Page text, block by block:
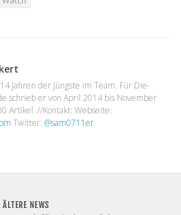
Jahren der Jüngste im Team. Für Die-
schrieb er von April 2014 bis November
Artikel. //Kontakt: Webseite:
Twitter: @sam0711er
ÄLTERE NEWS